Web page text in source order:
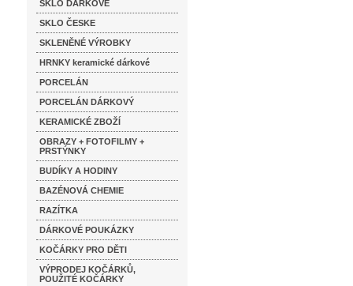
SKLO DÁRKOVÉ
SKLO ČESKE
SKLENĚNÉ VÝROBKY
HRNKY keramické dárkové
PORCELÁN
PORCELÁN DÁRKOVÝ
KERAMICKÉ ZBOŽÍ
OBRAZY + FOTOFILMY +
PRSTÝNKY
BUDÍKY A HODINY
BAZÉNOVÁ CHEMIE
RAZÍTKA
DÁRKOVÉ POUKÁZKY
KOČÁRKY PRO DĚTI
VÝPRODEJ KOČÁRKŮ,
POUŽITÉ KOČÁRKY